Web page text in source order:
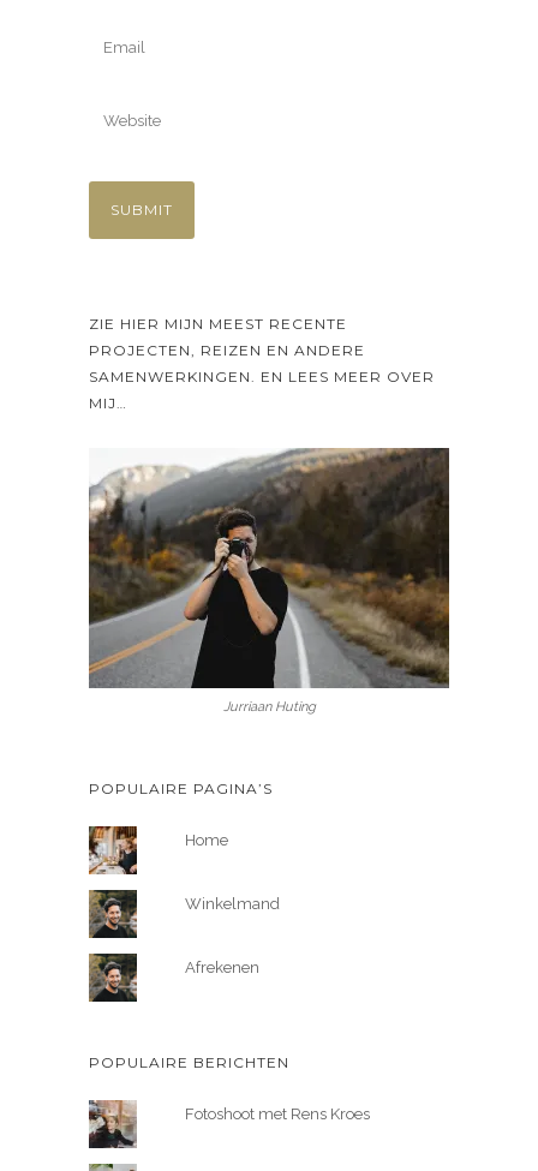
ZIE HIER MIJN MEEST RECENTE
PROJECTEN, REIZEN EN ANDERE
SAMENWERKINGEN. EN LEES MEER OVER
MIJ…
Jurriaan Huting
POPULAIRE PAGINA’S
Home
Winkelmand
Afrekenen
POPULAIRE BERICHTEN
Fotoshoot met Rens Kroes